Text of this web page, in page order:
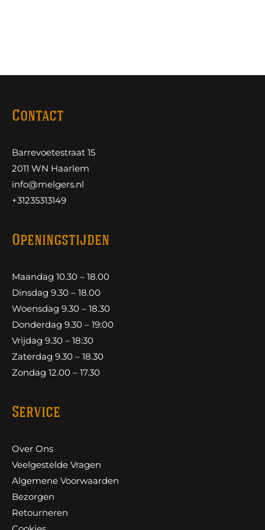
Contact
Barrevoetestraat 15
2011 WN Haarlem
info@melgers.nl
+31235313149
Openingstijden
Maandag 10.30 – 18.00
Dinsdag 9.30 – 18.00
Woensdag 9.30 – 18.30
Donderdag 9.30 – 19:00
Vrijdag 9.30 – 18:30
Zaterdag 9.30 – 18.30
Zondag 12.00 – 17.30
Service
Over Ons
Veelgestelde Vragen
Algemene Voorwaarden
Bezorgen
Retourneren